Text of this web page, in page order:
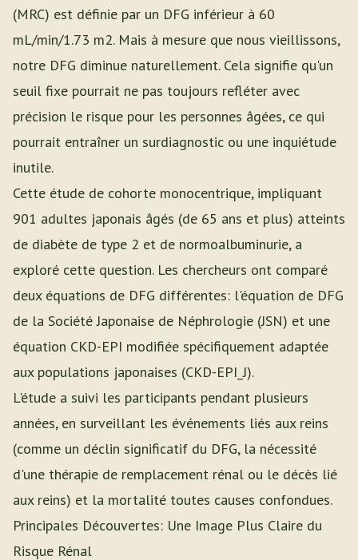
(MRC) est définie par un DFG inférieur à 60
mL/min/1.73 m2. Mais à mesure que nous vieillissons,
notre DFG diminue naturellement. Cela signifie qu'un
seuil fixe pourrait ne pas toujours refléter avec
précision le risque pour les personnes âgées, ce qui
pourrait entraîner un surdiagnostic ou une inquiétude
inutile.
Cette étude de cohorte monocentrique, impliquant
901 adultes japonais âgés (de 65 ans et plus) atteints
de diabète de type 2 et de normoalbuminurie, a
exploré cette question. Les chercheurs ont comparé
deux équations de DFG différentes: l'équation de DFG
de la Société Japonaise de Néphrologie (JSN) et une
équation CKD-EPI modifiée spécifiquement adaptée
aux populations japonaises (CKD-EPI_J).
L'étude a suivi les participants pendant plusieurs
années, en surveillant les événements liés aux reins
(comme un déclin significatif du DFG, la nécessité
d'une thérapie de remplacement rénal ou le décès lié
aux reins) et la mortalité toutes causes confondues.
Principales Découvertes: Une Image Plus Claire du
Risque Rénal